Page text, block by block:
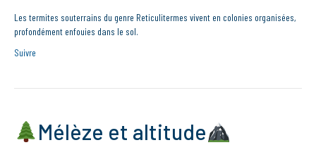
Les termites souterrains du genre Reticulitermes vivent en colonies organisées,
profondément enfouies dans le sol.
Suivre
Mélèze et altitude